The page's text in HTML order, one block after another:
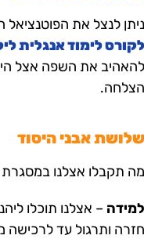
ניתן לנצל את
לקורס לימוד אנגלית
להאהיב את השפה אצל
הצלחה.
שלושת אבני היסוד
מה תקבלו אצלנו במסגרת
למידה – אצלנו תוכלו
חזרה ותרגול עד